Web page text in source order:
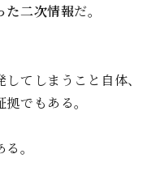
た二次情報だ。
てしまうこと自体、
でもある。
。